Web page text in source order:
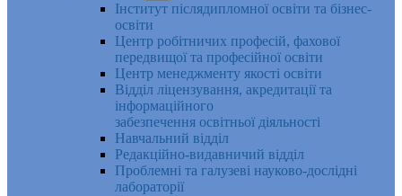
Інститут післядипломної освіти та бізнес-
освіти
Центр робітничих професій, фахової
передвищої та професійної освіти
Центр менеджменту якості освіти
Відділ ліцензування, акредитації та
інформаційного
забезпечення освітньої діяльності
Навчальний відділ
Редакційно-видавничий відділ
Проблемні та галузеві науково-дослідні
лабораторії